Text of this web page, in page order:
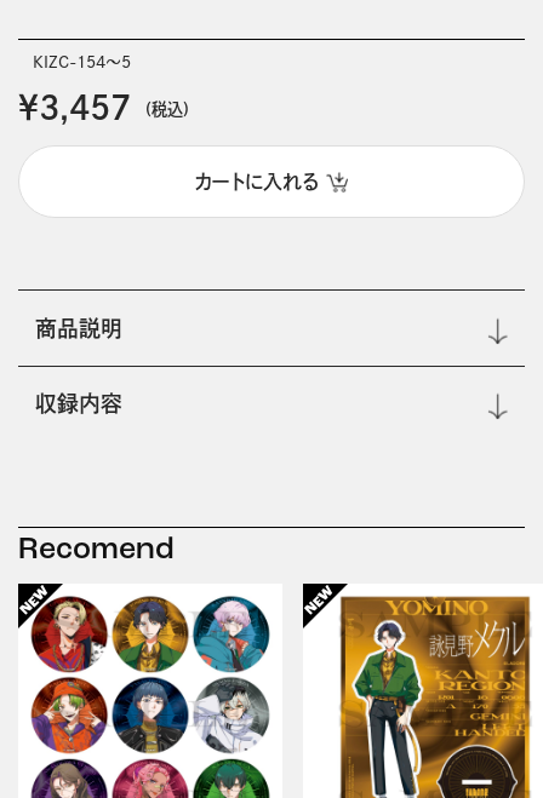
KIZC-154～5
￥3,457 (税込)
カートに入れる
商品説明
収録内容
Recomend